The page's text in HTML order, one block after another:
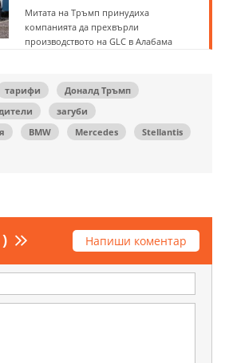
Митата на Тръмп принудиха
компанията да прехвърли
производството на GLC в Алабама
тарифи
Доналд Тръмп
загуби
BMW Mercedes
Stellantis
Напиши коментар